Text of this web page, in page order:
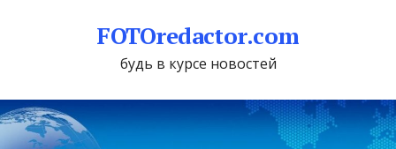
FOTOredactor.com
будь в курсе новостей